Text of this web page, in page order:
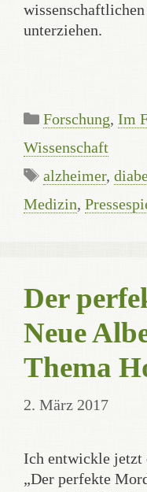
unterziehen.
Kategorien
Forschung, Im
Wissenschaft
Schlagwörter
alzheimer,
Medizin,
Der
Neue
Thema
2. März 2017
Ich entwickle jetzt
„Der perfekte